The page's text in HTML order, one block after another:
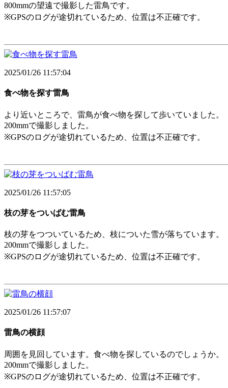
800mmの望遠で撮影した雷鳥です。
※GPSのログが途切れているため、位置は不正確です。
2025/01/26 11:57:04
食べ物を探す雷鳥
より近いところで、雷鳥が食べ物を探して歩いていました。
200mmで撮影しました。
※GPSのログが途切れているため、位置は不正確です。
2025/01/26 11:57:05
枝の芽をついばむ雷鳥
枝の芽をつついているため、枝についた雪が落ちています。
200mmで撮影しました。
※GPSのログが途切れているため、位置は不正確です。
2025/01/26 11:57:07
雷鳥の横顔
周囲を見回しています。食べ物を探しているのでしょうか。
200mmで撮影しました。
※GPSのログが途切れているため、位置は不正確です。